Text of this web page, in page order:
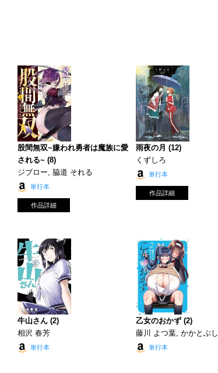
股間無双~嫌われ勇者は魔族に愛
される~ (8)
ジブロー, 脇道 それる
単行本
作品詳細
雨夜の月 (12)
くずしろ
単行本
作品詳細
牛山さん (2)
相沢 春芳
単行本
乙女のおかず (2)
藤川 よつ葉, かかとぶし
単行本